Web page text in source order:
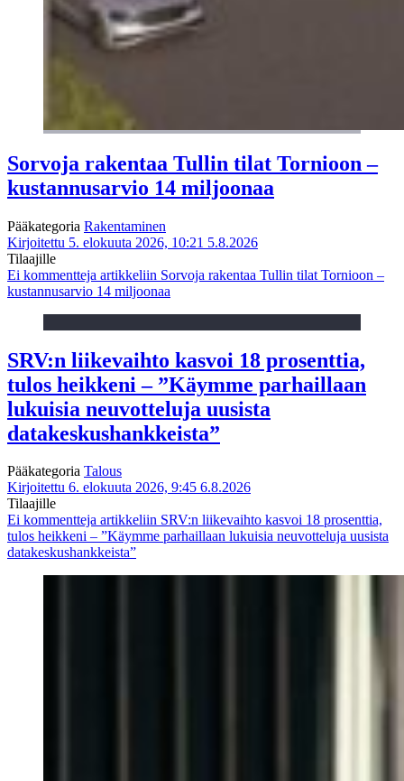
Sorvoja rakentaa Tullin tilat Tornioon –
kustannusarvio 14 miljoonaa
Pääkategoria Rakentaminen
Kirjoitettu 5. elokuuta 2026, 10:21 5.8.2026
Tilaajille
Ei kommentteja artikkeliin Sorvoja rakentaa Tullin tilat Tornioon –
kustannusarvio 14 miljoonaa
SRV:n liikevaihto kasvoi 18 prosenttia,
tulos heikkeni – ”Käymme parhaillaan
lukuisia neuvotteluja uusista
datakeskushankkeista”
Pääkategoria Talous
Kirjoitettu 6. elokuuta 2026, 9:45 6.8.2026
Tilaajille
Ei kommentteja artikkeliin SRV:n liikevaihto kasvoi 18 prosenttia,
tulos heikkeni – ”Käymme parhaillaan lukuisia neuvotteluja uusista
datakeskushankkeista”